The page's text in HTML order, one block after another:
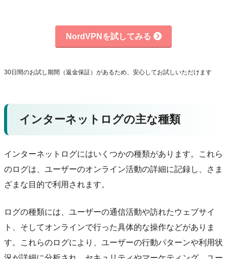
NordVPNを試してみる
30日間のお試し期間（返金保証）があるため、安心してお試しいただけます
インターネットログの主な種類
インターネットログにはいくつかの種類があります。これら
のログは、ユーザーのオンライン活動の詳細に記録し、さま
ざまな目的で利用されます。
ログの種類には、ユーザーの通信活動や訪れたウェブサイ
ト、そしてオンラインで行った具体的な操作などがありま
す。これらのログにより、ユーザーの行動パターンや利用状